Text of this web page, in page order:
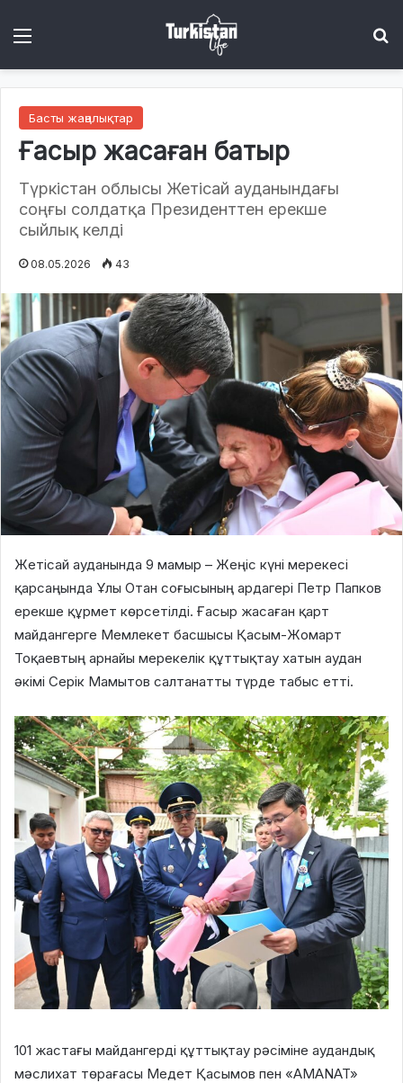
Басты жаңалықтар
Ғасыр жасаған батыр
Түркістан облысы Жетісай ауданындағы
соңғы солдатқа Президенттен ерекше
сыйлық келді
08.05.2026 43
Жетісай ауданында 9 мамыр – Жеңіс күні мерекесі
қарсаңында Ұлы Отан соғысының ардагері Петр Папков
ерекше құрмет көрсетілді. Ғасыр жасаған қарт
майдангерге Мемлекет басшысы Қасым-Жомарт
Тоқаевтың арнайы мерекелік құттықтау хатын аудан
әкімі Серік Мамытов салтанатты түрде табыс етті.
101 жастағы майдангерді құттықтау рәсіміне аудандық
мәслихат төрағасы Медет Қасымов пен «AMANAT»